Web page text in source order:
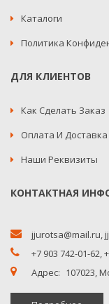
Каталоги
Политика
ДЛЯ КЛИЕНТОВ
Как Сделать Заказ
Оплата И Доставка
Наши Реквизиты
КОНТАКТНАЯ
jjurotsa@mail.ru,
+7 903 742-01-62,
Адрес: 107023,